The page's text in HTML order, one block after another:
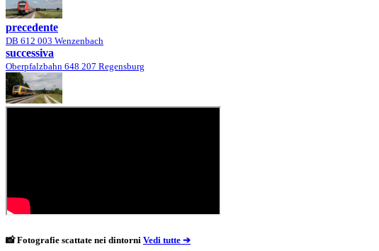
precedente
DB 612 003 Wenzenbach
successiva
Oberpfalzbahn 648 207 Regensburg
📸 Fotografie scattate nei dintorni Vedi tutte ➔